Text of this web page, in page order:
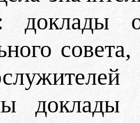
о
доклады